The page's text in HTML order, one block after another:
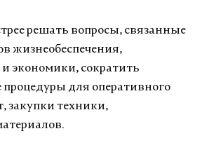
решать вопросы, связанные
жизнеобеспечения,
экономики, сократить
процедуры для оперативного
закупки техники,